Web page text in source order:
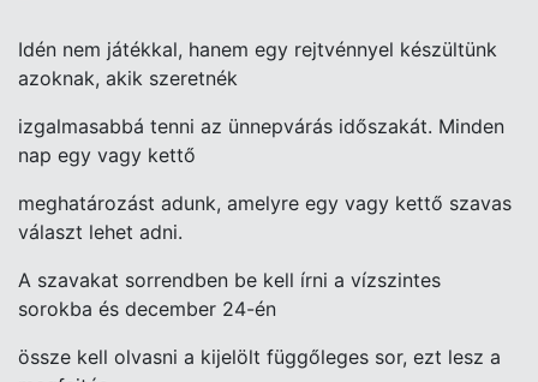
Idén nem játékkal, hanem egy rejtvénnyel készültünk
azoknak, akik szeretnék
izgalmasabbá tenni az ünnepvárás időszakát. Minden
nap egy vagy kettő
meghatározást adunk, amelyre egy vagy kettő szavas
választ lehet adni.
A szavakat sorrendben be kell írni a vízszintes
sorokba és december 24-én
össze kell olvasni a kijelölt függőleges sor, ezt lesz a